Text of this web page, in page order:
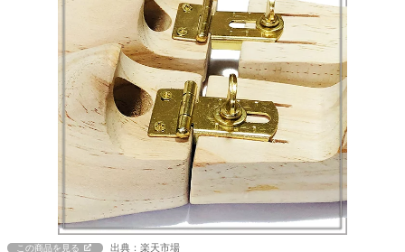
この商品を見る 出典：楽天市場